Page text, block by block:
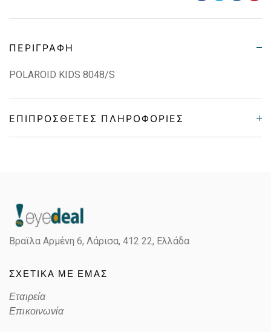
ΠΕΡΙΓΡΑΦΉ
POLAROID KIDS 8048/S
ΕΠΙΠΡΌΣΘΕΤΕΣ ΠΛΗΡΟΦΟΡΊΕΣ
Color
Lens Color POLARIZED GRAY
Color code
Βραϊλα Αρμένη 6, Λάρισα, 412 22, Ελλάδα
ΣΧΕΤΙΚΑ ΜΕ ΕΜΑΣ
Εταιρεία
Επικοινωνία